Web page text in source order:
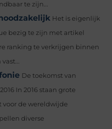
te zijn...
Het is eigenlijk
bezig te zijn met artikel
ranking te verkrijgen binnen
De toekomst van
In 2016 staan grote
voor de wereldwijde
diverse